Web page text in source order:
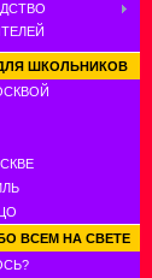
ШКОЛЬНИКОВ
ВСЕМ НА СВЕТЕ